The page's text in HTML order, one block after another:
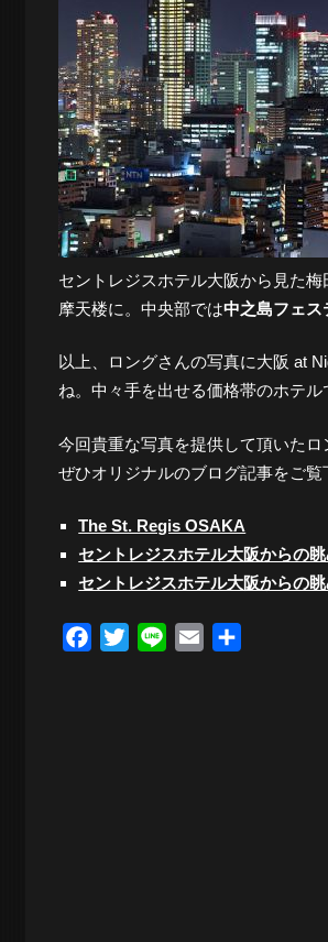
セントレジスホテル大阪から見た
摩天楼に。中央部では中之島フェス
以上、ロングさんの写真に大阪 at
ね。中々手を出せる価格帯のホテ
今回貴重な写真を提供して頂いたロ
ぜひオリジナルのブログ記事をご覧
The St. Regis OSAKA
セントレジスホテル大阪からの眺
セントレジスホテル大阪からの眺
Facebook
TwitterLine Email